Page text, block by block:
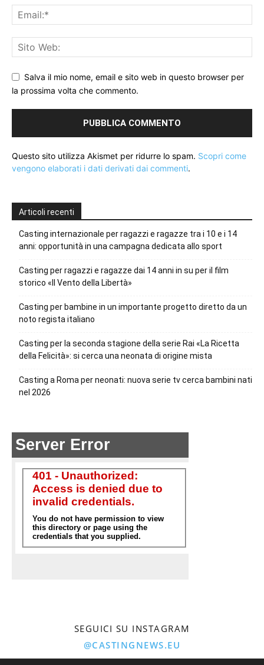
Salva il mio nome, email e sito web in questo browser per
la prossima volta che commento.
Questo sito utilizza Akismet per ridurre lo spam. Scopri come
vengono elaborati i dati derivati dai commenti.
Articoli recenti
Casting internazionale per ragazzi e ragazze tra i 10 e i 14
anni: opportunità in una campagna dedicata allo sport
Casting per ragazzi e ragazze dai 14 anni in su per il film
storico «Il Vento della Libertà»
Casting per bambine in un importante progetto diretto da un
noto regista italiano
Casting per la seconda stagione della serie Rai «La Ricetta
della Felicità»: si cerca una neonata di origine mista
Casting a Roma per neonati: nuova serie tv cerca bambini nati
nel 2026
SEGUICI SU INSTAGRAM
@CASTINGNEWS.EU